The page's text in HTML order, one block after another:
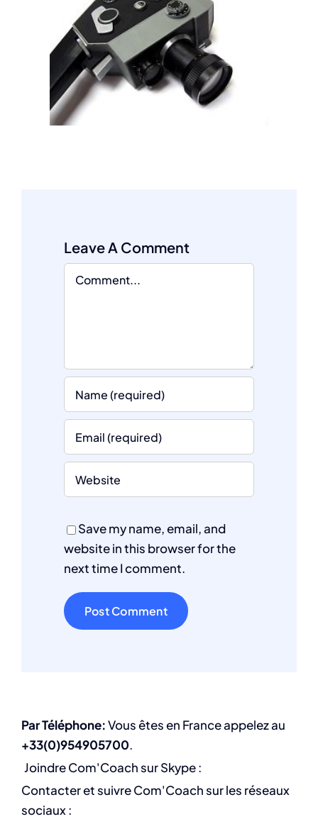
Leave A Comment
Comment
Save my name, email, and
website in this browser for the
next time I comment.
Par Téléphone:Vous êtes en France appelez au
+33(0)954905700.
Joindre Com'Coach sur Skype :
Contacter et suivre Com'Coach sur les réseaux
sociaux :